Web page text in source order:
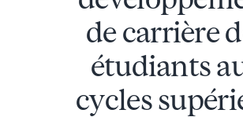
de carrière
étudiants
cycles